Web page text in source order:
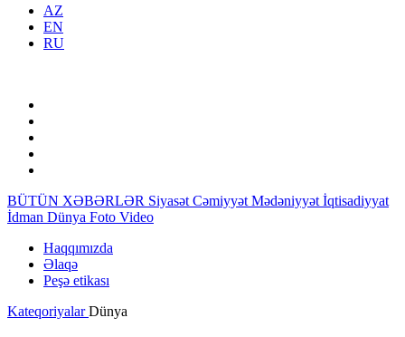
AZ
EN
RU
BÜTÜN XƏBƏRLƏR Siyasət Cəmiyyət Mədəniyyət İqtisadiyyat
İdman Dünya Foto Video
Haqqımızda
Əlaqə
Peşə etikası
KateqoriyalarDünya